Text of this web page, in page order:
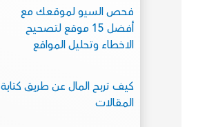
فحص السيو لموقعك مع
أفضل 15 موقع لتصحيح
الاخطاء وتحليل المواقع
كيف تربح المال عن طريق كتابة
المقالات